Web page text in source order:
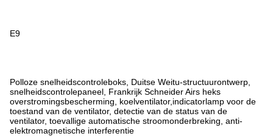
E9
Polloze snelheidscontroleboks, Duitse Weitu-structuurontwerp,
snelheidscontrolepaneel, Frankrijk Schneider Airs heks
overstromingsbescherming, koelventilator,indicatorlamp voor de
toestand van de ventilator, detectie van de status van de
ventilator, toevallige automatische stroomonderbreking, anti-
elektromagnetische interferentie